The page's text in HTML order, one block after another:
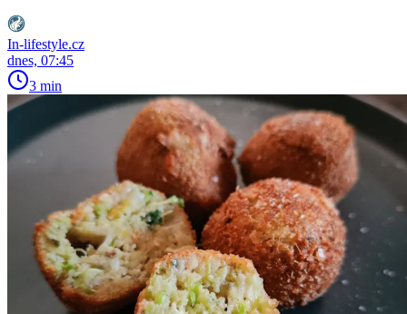
In-lifestyle.cz
dnes, 07:45
3 min